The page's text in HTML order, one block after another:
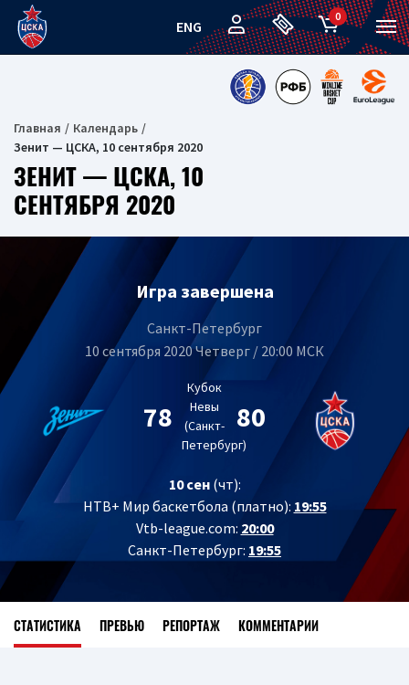
ENG
0
Главная
Календарь
Зенит — ЦСКА, 10 сентября 2020
ЗЕНИТ — ЦСКА, 10
СЕНТЯБРЯ 2020
Игра завершена
Санкт-Петербург
10 сентября 2020 Четверг / 20:00 МСК
78
Кубок
Невы
(Санкт-
Петербург)
80
10 сен(чт):
НТВ+ Мир баскетбола (платно): 19:55
Vtb-league.com: 20:00
Санкт-Петербург: 19:55
СТАТИСТИКА ПРЕВЬЮ РЕПОРТАЖ КОММЕНТАРИИ